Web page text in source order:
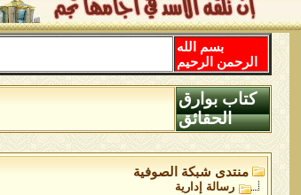
بسم الله
الرحمن الرحيم
كتاب بوارق
الحقائق
منتدى شبكة الصوفية
رسالة إدارية